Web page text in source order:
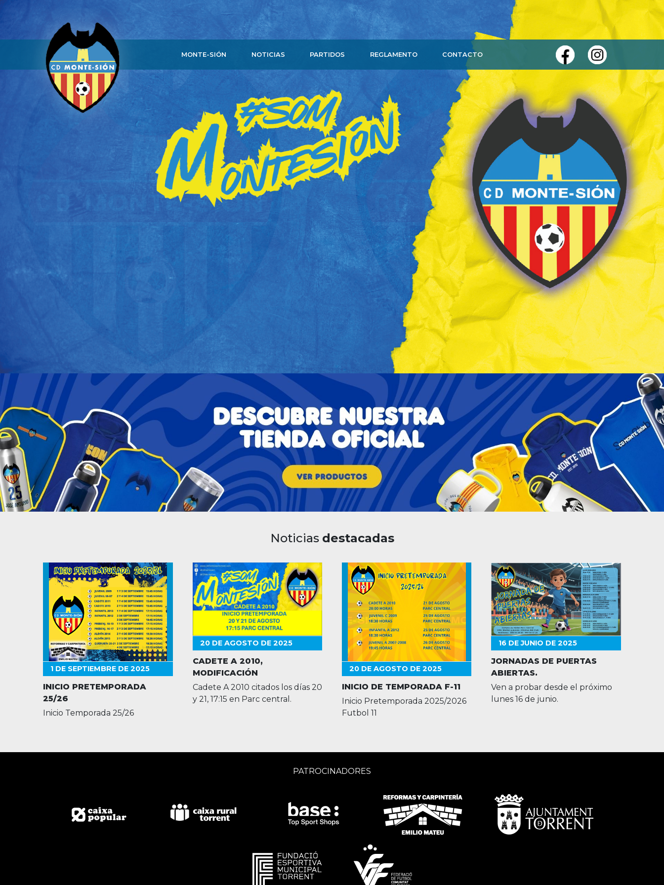
MONTE-SIÓN NOTICIAS PARTIDOS REGLAMENTO CONTACTO
Noticias destacadas
1 DE SEPTIEMBRE DE 2025
INICIO PRETEMPORADA
25/26
Inicio Temporada 25/26
20 DE AGOSTO DE 2025
CADETE A 2010,
MODIFICACIÓN
Cadete A 2010 citados los días 20
y 21, 17:15 en Parc central.
20 DE AGOSTO DE 2025
INICIO DE TEMPORADA F-11
Inicio Pretemporada 2025/2026
Futbol 11
16 DE JUNIO DE 2025
JORNADAS DE PUERTAS
ABIERTAS.
Ven a probar desde el próximo
lunes 16 de junio.
PATROCINADORES